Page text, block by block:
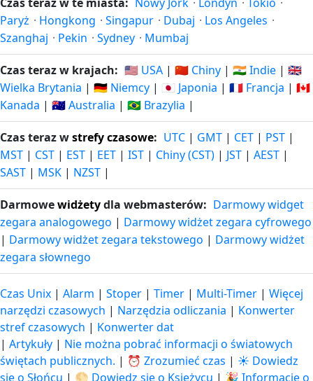
Paryż · Hongkong · Singapur · Dubaj · Los Angeles ·
Szanghaj · Pekin · Sydney · Mumbaj
Czas teraz w krajach: 🇺🇸 USA | 🇨🇳 Chiny | 🇮🇳 Indie | 🇬🇧
Wielka Brytania | 🇩🇪 Niemcy | 🇯🇵 Japonia | 🇫🇷 Francja | 🇨🇦
Kanada | 🇦🇺 Australia | 🇧🇷 Brazylia |
Czas teraz wstrefy czasowe: UTC | GMT | CET | PST |
MST | CST | EST | EET | IST | Chiny (CST) | JST | AEST |
SAST | MSK | NZST |
Darmowewidżetydla webmasterów: Darmowy widget
zegara analogowego | Darmowy widżet zegara cyfrowego
| Darmowy widżet zegara tekstowego | Darmowy widżet
zegara słownego
Czas Unix | Alarm | Stoper | Timer | Multi-Timer | Więcej
narzędzi czasowych | Narzędzia odliczania | Konwerter
stref czasowych | Konwerter dat
| Artykuły | Nie można pobrać informacji o światowych
świętach publicznych. | ⏰ Zrozumieć czas | ☀️ Dowiedz
się o Słońcu | 🌕 Dowiedz się o Księżycu | 🎉 Informacje o